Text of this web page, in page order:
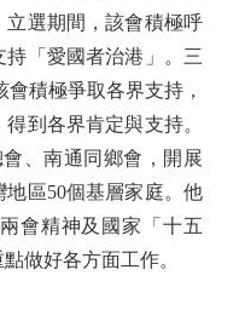
立選期間，該會積極呼
「愛國者治港」。三
積極爭取各界支持，
到各界肯定與支持。
、南通同鄉會，開展
區50個基層家庭。他
會精神及國家「十五
做好各方面工作。